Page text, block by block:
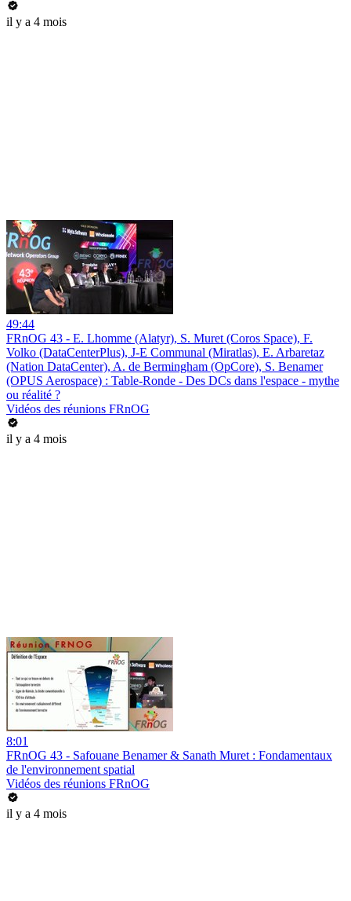
il y a 4 mois
49:44
FRnOG 43 - E. Lhomme (Alatyr), S. Muret (Coros Space), F.
Volko (DataCenterPlus), J-E Communal (Miratlas), E. Arbaretaz
(Nation DataCenter), A. de Bermingham (OpCore), S. Benamer
(OPUS Aerospace) : Table-Ronde - Des DCs dans l'espace - mythe
ou réalité ?
Vidéos des réunions FRnOG
il y a 4 mois
8:01
FRnOG 43 - Safouane Benamer & Sanath Muret : Fondamentaux
de l'environnement spatial
Vidéos des réunions FRnOG
il y a 4 mois